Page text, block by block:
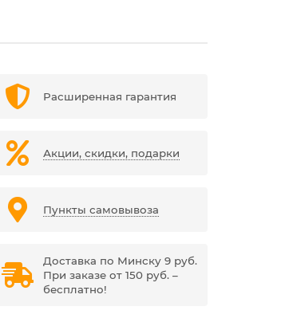
Расширенная гарантия
Акции, скидки, подарки
Пункты самовывоза
Доставка по Минску 9 руб.
При заказе от 150 руб. –
бесплатно!